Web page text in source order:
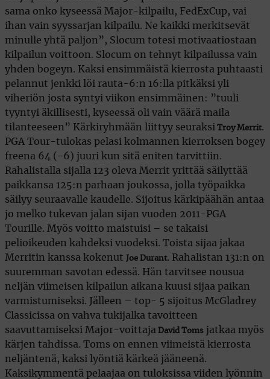
sama onko kyseessä Major-kilpailu, FedExCup, vai
ihan vain syyssarjan kilpailu. Ne kaikki merkitsevät
minulle yhtä paljon”, Slocum totesi motivaatiostaan
kilpailun voittoon. Slocum on tehnyt kilpailussa vain
yhden bogeyn. Kaksi ensimmäistä kierrosta puhtaasti
pelannut jenkki löi rauta-6:n 16:lla pitkäksi yli
viheriön josta syntyi viikon ensimmäinen: ”tuuli
tyyntyi äkillisesti, kyseessä oli vain väärä maila
tilanteeseen” Kärkiryhmään liittyy seuraksi Troy Merrit.
PGA Tour-tulokas pelasi kolmannen kierroksen bogey
freena 64 (-6) juuri kun sitä eniten tarvittiin.
Rahalistalla sijalla 123 oleva Merrit yrittää säilyttää
paikkansa 125:n parhaan joukossa, jolla työpaikka
säilyy seuraavalle kaudelle. Sijoitus kärkipäähän antaa
jo melko tukevan jalan sijan vuoden 2011-PGA
Tourille. Myös voitto maistuisi – se takaisi
pelioikeuden kahdeksi vuodeksi. Toista sijaa jakaa
Merritin kanssa kokenut Joe Durant. Rahalistan 131:n on
suuremman savotan edessä. Hän tarvitsee nousua
neljän viimeisen kilpailun aikana kuusi sijaa paikan
varmistumiseksi. Jälleen – top- 5 sijoitus McGladrey
Classicissa on vahva tukijalka tavoitteen
saavuttamiseksi Major-voittaja David Toms jatkaa myös
kärjen tahdissa. Toms on ennen viimeistä kierrosta
neljäntenä, kaksi lyöntiä kärkeä jääneenä.
Kaksikymmentä pelaajaa on tuloksissa viiden lyönnin